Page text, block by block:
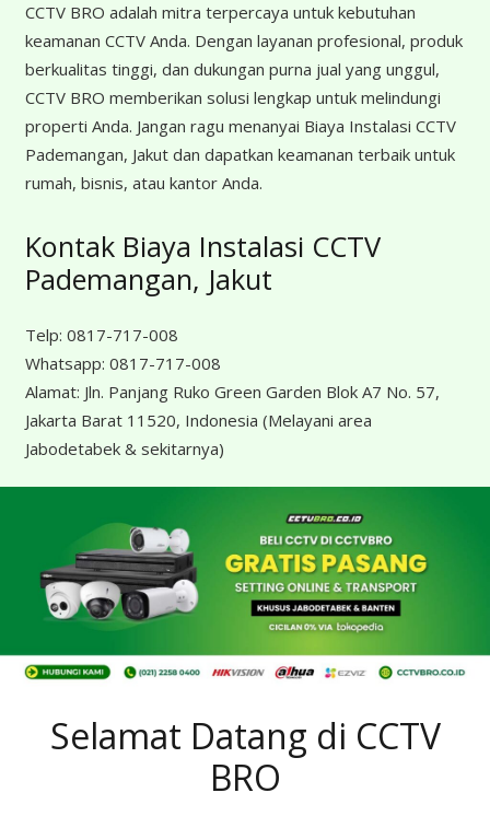
CCTV BRO adalah mitra terpercaya untuk kebutuhan
keamanan CCTV Anda. Dengan layanan profesional, produk
berkualitas tinggi, dan dukungan purna jual yang unggul,
CCTV BRO memberikan solusi lengkap untuk melindungi
properti Anda. Jangan ragu menanyai Biaya Instalasi CCTV
Pademangan, Jakut dan dapatkan keamanan terbaik untuk
rumah, bisnis, atau kantor Anda.
Kontak Biaya Instalasi CCTV
Pademangan, Jakut
Telp: 0817-717-008
Whatsapp: 0817-717-008
Alamat: Jln. Panjang Ruko Green Garden Blok A7 No. 57,
Jakarta Barat 11520, Indonesia (Melayani area
Jabodetabek & sekitarnya)
Selamat Datang di CCTV
BRO